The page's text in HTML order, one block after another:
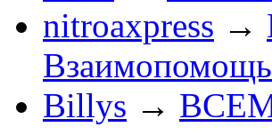
nitroaxpress →
Взаимопомощь
Billys →